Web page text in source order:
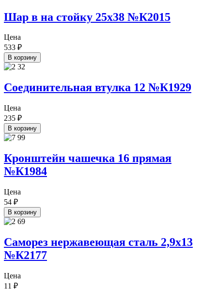
Шар в на стойку 25х38 №К2015
Цена
533 ₽
В корзину
Соединительная втулка 12 №К1929
Цена
235 ₽
В корзину
Кронштейн чашечка 16 прямая
№К1984
Цена
54 ₽
В корзину
Саморез нержавеющая сталь 2,9х13
№К2177
Цена
11 ₽